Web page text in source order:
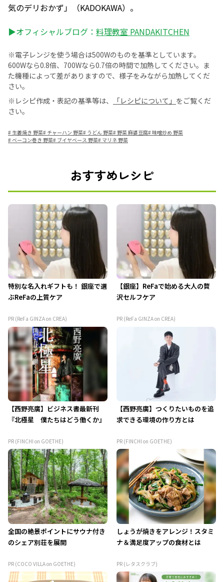
気のデリおかず」（KADOKAWA）。
▶オフィシャルブログ： 料理教室 PANDAKITCHEN
※電子レンジを使う場合は500Wのものを基準としています。
600Wなら0.8倍、700Wなら0.7倍の時間で加熱してください。ま
た機種によって差がありますので、様子をみながら加熱してくだ
さい。
※レシピ作成・表記の基準等は、
「レシピについて」 をご覧くだ
さい。
# 生姜焼き 野菜# チャーハン 野菜# うどん 野菜# 野菜 麻婆豆腐#味噌炒め 野菜
#ベーコン巻き 野菜# ブイヤベース 野菜# マリネ 野菜
おすすめレシピ
特別な名入れギフトも！ 銀座で選
ぶReFaの上質ケア
PR (ReFa GINZA on CREA)
【銀座】ReFaで始める大人の贅
沢セルフケア
PR (ReFa GINZA on CREA)
【西野亮廣】ビジネス書最新刊
『北極星 僕たちはどう働くか』
PR (FINCHI on GOETHE)
【西野亮廣】つくりたいものを追
求できる環境の作り方とは
PR (FINCHI on GOETHE)
全国の絶景ポイントにサウナ付き
のシェア別荘を展開
PR (COCO VILLA on GOETHE)
しょうが焼きをアレンジ！スタミ
ナ＆満足度アップの食材とは
PR (レタスクラブ)